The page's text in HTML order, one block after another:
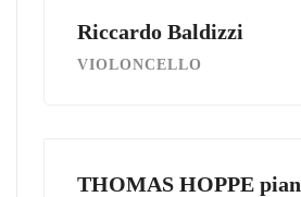
Riccardo Baldizzi
VIOLONCELLO
THOMAS HOPPE